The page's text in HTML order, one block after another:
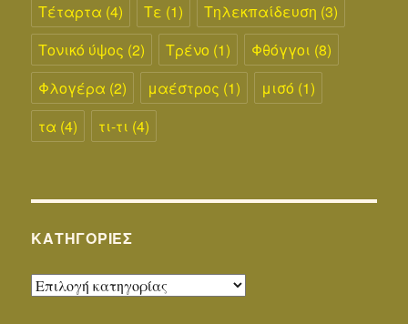
Τέταρτα (4) Τε (1) Τηλεκπαίδευση (3)
Τονικό ύψος (2) Τρένο (1) Φθόγγοι (8)
Φλογέρα (2) μαέστρος (1) μισό (1)
τα (4) τι-τι (4)
KΑΤΗΓΟΡΊΕΣ
Kατηγορίες